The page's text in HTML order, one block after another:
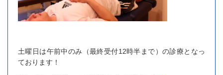
土曜日は午前中のみ（最終受付12時半まで）の診療となっ
ております！